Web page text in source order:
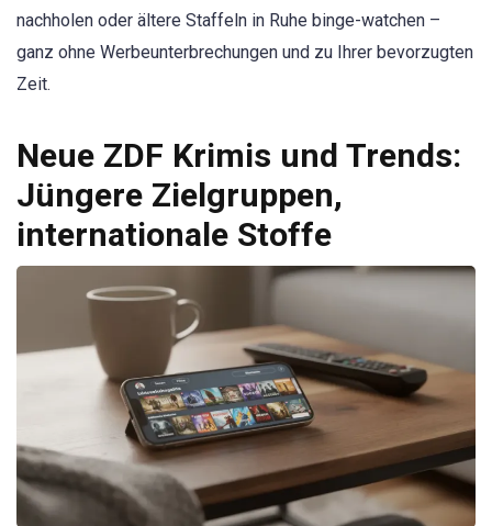
nachholen oder ältere Staffeln in Ruhe binge-watchen –
ganz ohne Werbeunterbrechungen und zu Ihrer bevorzugten
Zeit.
Neue ZDF Krimis und Trends:
Jüngere Zielgruppen,
internationale Stoffe